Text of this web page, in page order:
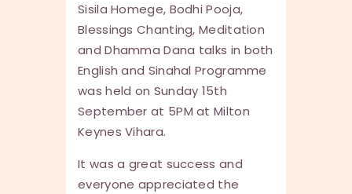
Sisila Homege, Bodhi Pooja,
Blessings Chanting, Meditation
and Dhamma Dana talks in both
English and Sinahal Programme
was held on Sunday 15th
September at 5PM at Milton
Keynes Vihara.
It was a great success and
everyone appreciated the